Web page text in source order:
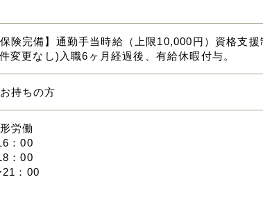
険完備】通勤手当時給（上限10,000円）資格支援
変更なし)入職6ヶ月経過後、有給休暇付与。
持ちの方
労働
：00
：00
：00